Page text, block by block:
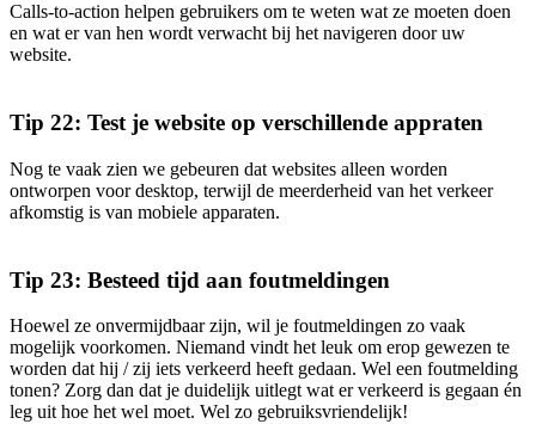
Calls-to-action helpen gebruikers om te weten wat ze moeten doen
en wat er van hen wordt verwacht bij het navigeren door uw
website.
Tip 22: Test je website op verschillende appraten
Nog te vaak zien we gebeuren dat websites alleen worden
ontworpen voor desktop, terwijl de meerderheid van het verkeer
afkomstig is van mobiele apparaten.
Tip 23: Besteed tijd aan foutmeldingen
Hoewel ze onvermijdbaar zijn, wil je foutmeldingen zo vaak
mogelijk voorkomen. Niemand vindt het leuk om erop gewezen te
worden dat hij / zij iets verkeerd heeft gedaan. Wel een foutmelding
tonen? Zorg dan dat je duidelijk uitlegt wat er verkeerd is gegaan én
leg uit hoe het wel moet. Wel zo gebruiksvriendelijk!